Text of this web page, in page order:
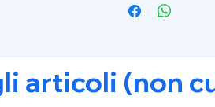
articoli (non